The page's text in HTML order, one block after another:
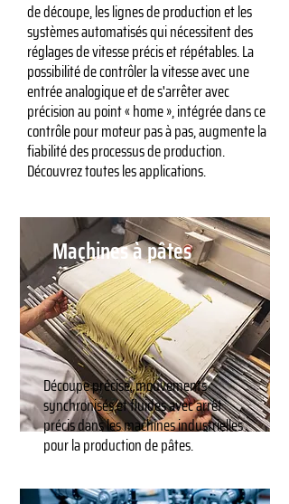
Machines à pâtes
Découpe précise, mouvements
synchronisés et fluides avec arrêt
précis dans les machines industrielles
pour la production de pâtes.
de découpe, les lignes de production et les
systèmes automatisés qui nécessitent des
réglages de vitesse précis et répétables. La
possibilité de contrôler la vitesse avec une
entrée analogique et de s'arrêter avec
précision au point « home », intégrée dans ce
contrôle pour moteur pas à pas, augmente la
fiabilité des processus de production.
Découvrez toutes les applications.